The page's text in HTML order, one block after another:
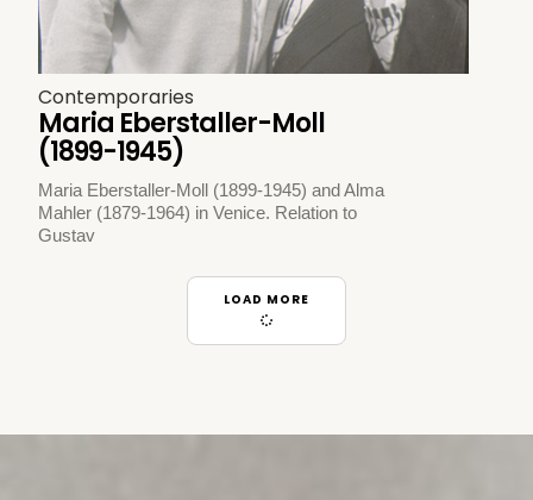
Contemporaries
Maria Eberstaller-Moll
(1899-1945)
Maria Eberstaller-Moll (1899-1945) and Alma
Mahler (1879-1964) in Venice. Relation to
Gustav
LOAD MORE